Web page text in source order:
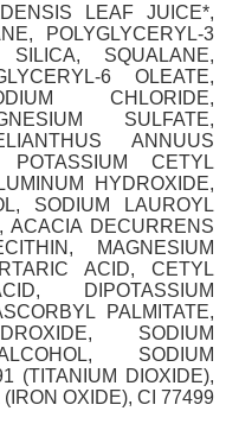
LEAF JUICE*,
POLYGLYCERYL-3
SILICA, SQUALANE,
6 OLEATE,
CHLORIDE,
SULFATE,
ANNUUS
CETYL
HYDROXIDE,
SODIUM LAUROYL
ACACIA DECURRENS
MAGNESIUM
ACID, CETYL
DIPOTASSIUM
PALMITATE,
SODIUM
SODIUM
(TITANIUM DIOXIDE),
OXIDE), CI 77499